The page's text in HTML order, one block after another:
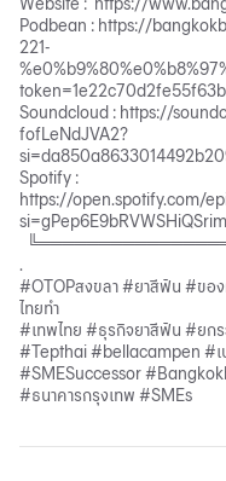
Website : https://
Podbean : https://
221-
Soundcloud : https://
fofLeNdJVA2?
Spotify :
https://open.spotify.com/
.
#OTOPสงขลา #ยาสีฟัน #ขอ
ไทยทำ
#เทพไทย #ธุรกิจยาสีฟัน #ยก
#Tepthai #bellacampen #
#SMESuccessor
#ธนาคารกรุงเทพ #SMEs